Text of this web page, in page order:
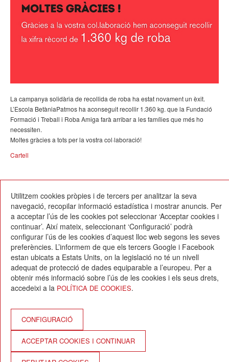
La campanya solidària de recollida de roba ha estat novament un èxit.
L’Escola BetàniaPatmos ha aconseguit recollir 1.360 kg. que la Fundació
Formació i Treball i Roba Amiga farà arribar a les famílies que més ho
necessiten.
Moltes gràcies a tots per la vostra col·laboració!
Cartell
20/11/2017
Escola Betània-Patmos
C. Montevideo, 13
08034 Barcelona
Arquitectura i disseny:
www.pixtin.es
Programació:
Utilitzem cookies pròpies i de tercers per analitzar la seva
navegació, recopilar informació estadística i mostrar anuncis. Per
a acceptar l’ús de les cookies pot seleccionar ‘Acceptar cookies i
continuar’. Així mateix, seleccionant ‘Configuració’ podrà
configurar l’ús de les cookies d’aquest lloc web segons les seves
preferències. L’informem de que els tercers Google i Facebook
estan ubicats a Estats Units, on la legislació no té un nivell
adequat de protecció de dades equiparable a l’europeu. Per a
obtenir més informació sobre l’ús de les cookies i els seus drets,
accedeixi a la POLÍTICA DE COOKIES.
CONFIGURACIÓ
ACCEPTAR COOKIES I CONTINUAR